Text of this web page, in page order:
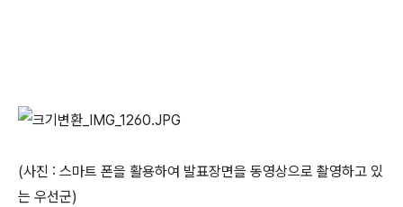
(사진 : 스마트 폰을 활용하여 발표장면을 동영상으로 촬영하고 있
는 우선군)